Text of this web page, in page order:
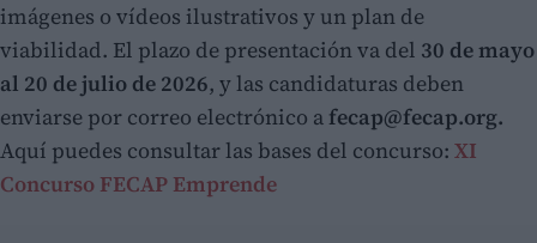
imágenes o vídeos ilustrativos y un plan de
viabilidad. El plazo de presentación va del 30 de mayo
al 20 de julio de 2026, y las candidaturas deben
enviarse por correo electrónico a fecap@fecap.org.
Aquí puedes consultar las bases del concurso: XI
Concurso FECAP Emprende